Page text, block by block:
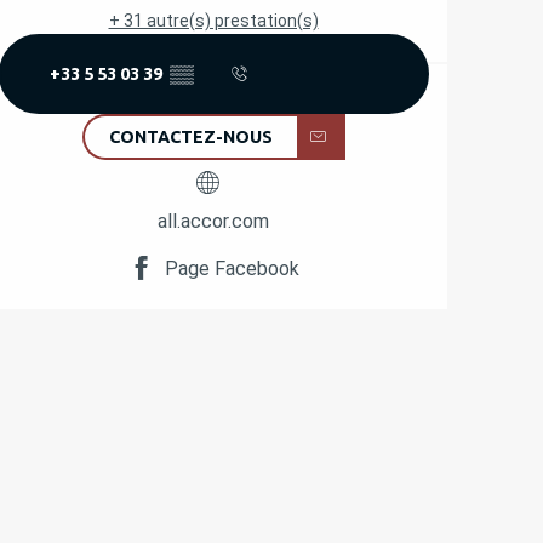
+ 31 autre(s) prestation(s)
+33 5 53 03 39 ▒▒
CONTACTEZ-NOUS
all.accor.com
Page Facebook